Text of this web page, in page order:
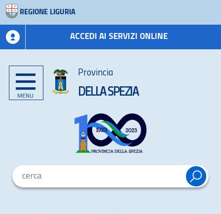
REGIONE LIGURIA
ACCEDI AI SERVIZI ONLINE
MENU
Provincia
DELLA SPEZIA